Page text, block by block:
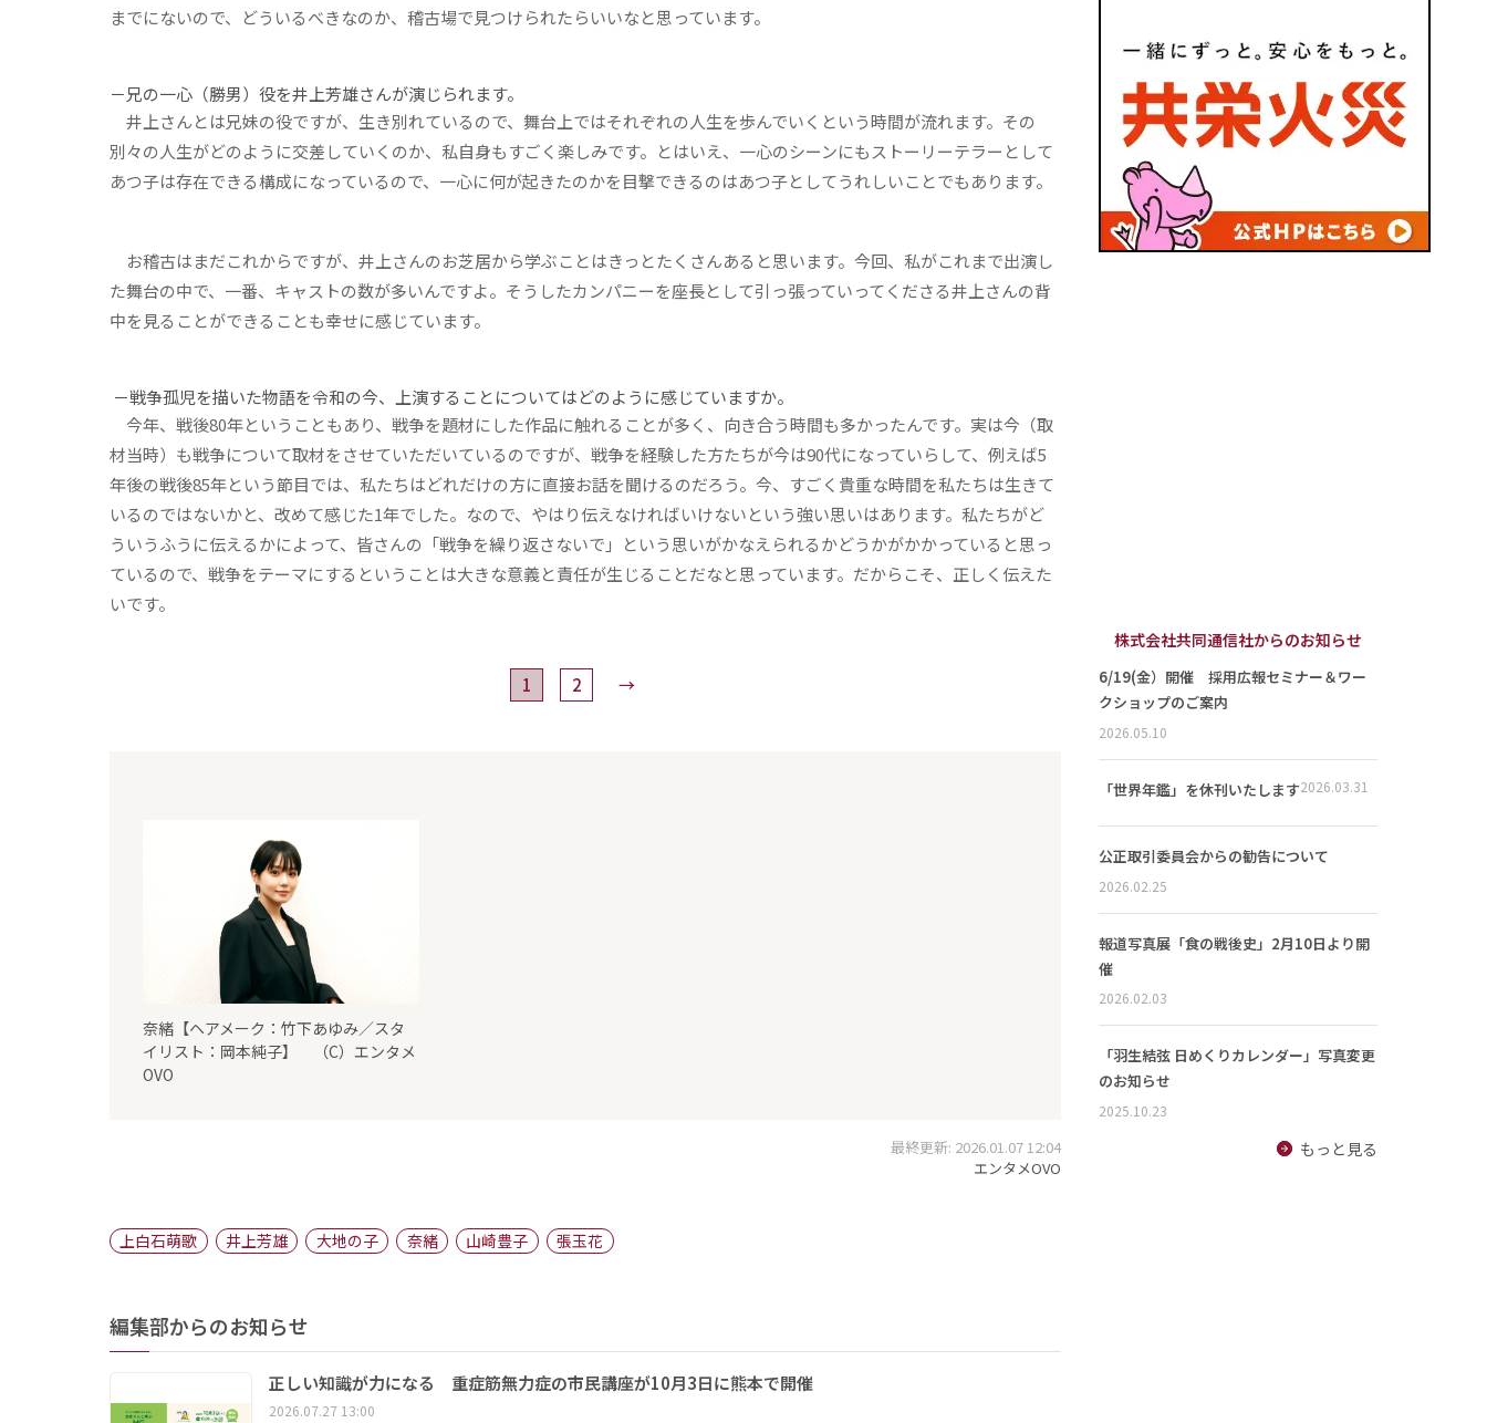
までにないので、どういるべきなのか、稽古場で見つけられたらいいなと思っています。
－兄の一心（勝男）役を井上芳雄さんが演じられます。
井上さんとは兄妹の役ですが、生き別れているので、舞台上ではそれぞれの人生を歩んでいくという時間が流れます。その
別々の人生がどのように交差していくのか、私自身もすごく楽しみです。とはいえ、一心のシーンにもストーリーテラーとして
あつ子は存在できる構成になっているので、一心に何が起きたのかを目撃できるのはあつ子としてうれしいことでもあります。
お稽古はまだこれからですが、井上さんのお芝居から学ぶことはきっとたくさんあると思います。今回、私がこれまで出演し
た舞台の中で、一番、キャストの数が多いんですよ。そうしたカンパニーを座長として引っ張っていってくださる井上さんの背
中を見ることができることも幸せに感じています。
－戦争孤児を描いた物語を令和の今、上演することについてはどのように感じていますか。
今年、戦後80年ということもあり、戦争を題材にした作品に触れることが多く、向き合う時間も多かったんです。実は今（取
材当時）も戦争について取材をさせていただいているのですが、戦争を経験した方たちが今は90代になっていらして、例えば5
年後の戦後85年という節目では、私たちはどれだけの方に直接お話を聞けるのだろう。今、すごく貴重な時間を私たちは生きて
いるのではないかと、改めて感じた1年でした。なので、やはり伝えなければいけないという強い思いはあります。私たちがど
ういうふうに伝えるかによって、皆さんの「戦争を繰り返さないで」という思いがかなえられるかどうかがかかっていると思っ
ているので、戦争をテーマにするということは大きな意義と責任が生じることだなと思っています。だからこそ、正しく伝えた
いです。
1 2 →
奈緒【ヘアメーク：竹下あゆみ／スタ
イリスト：岡本純子】 （C）エンタメ
OVO
最終更新: 2026.01.07 12:04
エンタメOVO
上白石萌歌 井上芳雄 大地の子 奈緒 山崎豊子 張玉花
編集部からのお知らせ
正しい知識が力になる 重症筋無力症の市民講座が10月3日に熊本で開催
2026.07.27 13:00
株式会社共同通信社からのお知らせ
6/19(金）開催 採用広報セミナー＆ワー
クショップのご案内
2026.05.10
「世界年鑑」を休刊いたします2026.03.31
公正取引委員会からの勧告について
2026.02.25
報道写真展「食の戦後史」2月10日より開
催
2026.02.03
「羽生結弦 日めくりカレンダー」写真変更
のお知らせ
2025.10.23
もっと見る